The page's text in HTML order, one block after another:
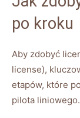
po kroku
Aby zdobyć
license),
etapów, które
pilota